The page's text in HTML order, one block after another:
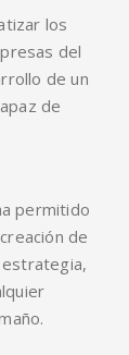
los
del
de un
de
permitido
de